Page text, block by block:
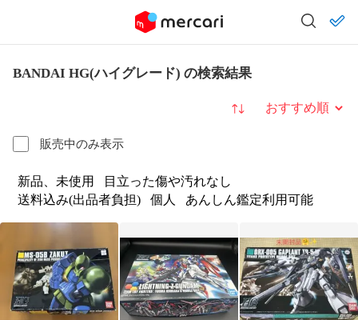
BANDAI HG(ハイグレード) の検索結果
販売中のみ表示
並び替え
新品、未使用
目立った傷や汚れなし
送料込み(出品者負担)
個人 あんしん鑑定利用可能